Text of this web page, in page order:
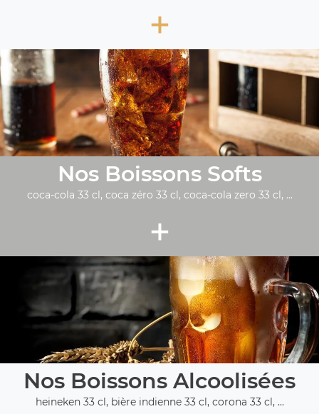
+
Nos Boissons Softs
coca-cola 33 cl, coca zéro 33 cl, coca-cola zero 33 cl, ...
+
Nos Boissons Alcoolisées
heineken 33 cl, bière indienne 33 cl, corona 33 cl, ...